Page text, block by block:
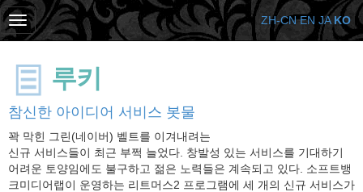
루키
참신한 아이디어 서비스 봇물
꽉 막힌 그린(네이버) 벨트를 이겨내려는
신규 서비스들이 최근 부쩍 늘었다. 창발성 있는 서비스를 기대하기
어려운 토양임에도 불구하고 젊은 노력들은 계속되고 있다. 소프트뱅
크미디어랩이 운영하는 리트머스2 프로그램에 세 개의 신규 서비스가
ZH-CN EN JA KO